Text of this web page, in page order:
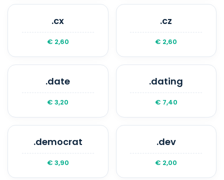
.cx
€ 2,60
.cz
€ 2,60
.date
€ 3,20
.dating
€ 7,40
.democrat
€ 3,90
.dev
€ 2,00